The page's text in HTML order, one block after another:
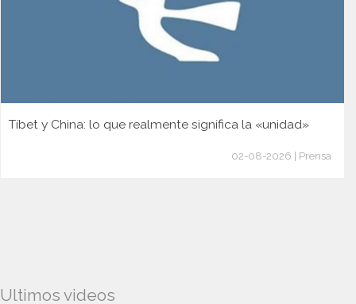
Tíbet y China: lo que realmente significa la «unidad»
02-08-2026 | Prensa
Ultimos videos